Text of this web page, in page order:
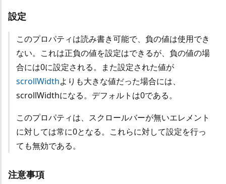
設定
このプロパティは読み書き可能で、負の値は使用でき
ない。これは正負の値を設定はできるが、負の値の場
合には0に設定される。また設定された値が
scrollWidthよりも大きな値だった場合には、
scrollWidthになる。デフォルトは0である。
このプロパティは、スクロールバーが無いエレメント
に対しては常に0となる。これらに対して設定を行っ
ても無効である。
注意事項